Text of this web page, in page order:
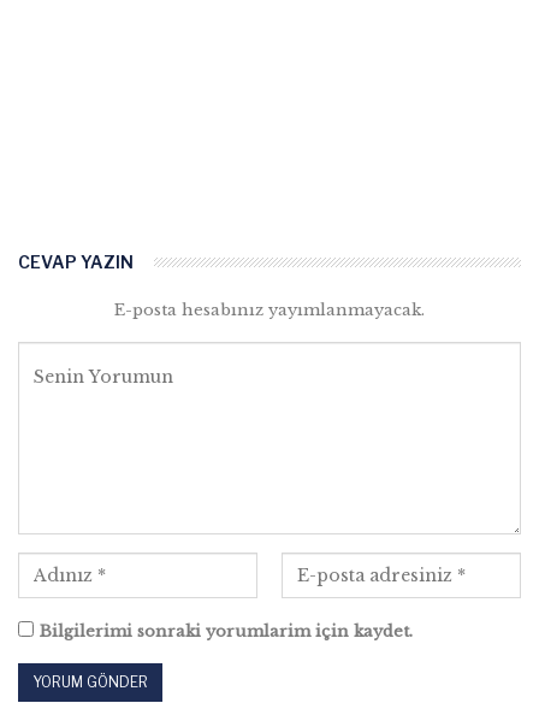
CEVAP YAZIN
E-posta hesabınız yayımlanmayacak.
Bilgilerimi sonraki yorumlarim için kaydet.